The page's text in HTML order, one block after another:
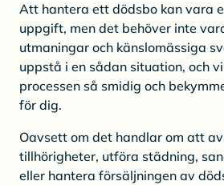
Att hantera ett dödsbo kan vara
uppgift, men det behöver inte
utmaningar och känslomässiga
uppstå i en sådan situation, och
processen så smidig och
för dig.
Oavsett om det handlar om att
tillhörigheter, utföra städning,
eller hantera försäljningen av